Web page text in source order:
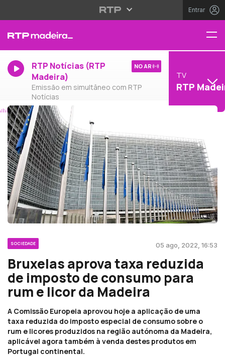
Entrar
RTP Notícias (RTP
Madeira)
Emissão em simultâneo com RTP
Notícias
NO AR
TV
RTP
SOCIEDADE 05 ago, 2022, 16:53
Bruxelas aprova taxa reduzida
de imposto de consumo para
rum e licor da Madeira
A Comissão Europeia aprovou hoje a aplicação de uma
taxa reduzida do imposto especial de consumo sobre o
rum e licores produzidos na região autónoma da Madeira,
aplicável agora também à venda destes produtos em
Portugal continental.